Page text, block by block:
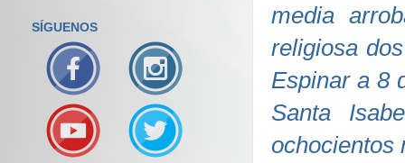
media
religiosa
Espinar a 8
Santa
ochocientos
SÍGUENOS